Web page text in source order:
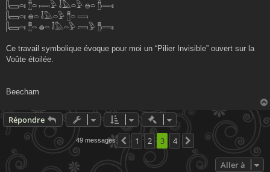
𓋴𓈙𓏏𓏤 𓊽𓏏 𓇯𓅱 𓄤𓅓𓏏𓅱 𓐍𓏏 𓊽𓇯𓏤
𓋴𓈙𓏏𓏤 𓐍𓏏 𓄤𓅓𓏏𓅱 𓊽𓏏 𓇯
𓋴𓈙𓏏𓏤 𓊽𓏏 𓐍𓏏 𓄤𓅓𓏏𓅱 𓇯𓅱 𓊽𓇯𓏤
Ce travail symbolique évoque pour moi un “Pilier Invisible” ouvert sur la
Voûte étoilée.
Beecham
Répondre Actions rapides de
49 messages Précédente
1 2 3 4 Suivante
Aller à